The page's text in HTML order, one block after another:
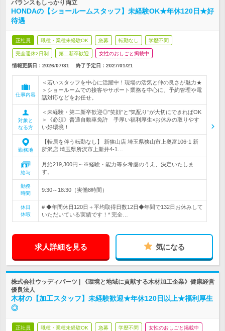
バランスもしっかり両立
HONDAの【ショールームスタッフ】未経験OK★年休120日★好
待遇
正社員 職種・業種未経験OK 急募 転勤なし 学歴不問
完全週休2日制 第二新卒歓迎 女性のおしごと掲載中
情報更新日：2026/07/31 終了予定日： 2027/01/21
仕事内容
＜若いスタッフを中心に活躍中！現場の活気と仲の良さが魅力★
＞ショールームでの接客やサポート業務を中心に、予約管理や電
話対応などをお任せ。
対象と
なる方
＜未経験・第二新卒歓迎◎’’笑顔’’と’’気配り’’が大切にできればOK
＞《必須》普通自動車免許 手厚い福利厚生×お休みの取りやす
い好環境！
勤務地
【転居を伴う転勤なし】 新狭山店 埼玉県狭山市上奥富106-1 新
所沢店 埼玉県所沢市上新井4-1…
給与
月給219,300円～※経験・能力等を考慮のうえ、決定いたしま
す。
勤務
時間
9:30～18:30（実働8時間）
休日
休暇
# ◆年間休日120日＋平均取得日数12日◆年間で132日お休みして
いただいている実績です！* 完全…
求人詳細を見る 気になる
株式会社ウッディパーツ | 《環境と地域に貢献する木材加工企業》健康経営
優良法人
木材の【加工スタッフ】未経験歓迎★年休120日以上★福利厚生
◎
正社員 職種・業種未経験OK 急募 学歴不問 女性のおしごと掲載中